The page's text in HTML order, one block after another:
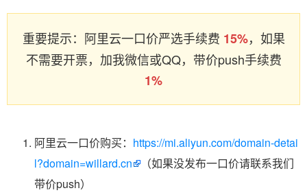
重要提示：阿里云一口价严选手续费 15%，如果
不需要开票，加我微信或QQ，带价push手续费
1%
阿里云一口价购买： https://mi.aliyun.com/domain-detai
l?domain=willard.cn
（如果没发布一口价请联系我们
带价push）